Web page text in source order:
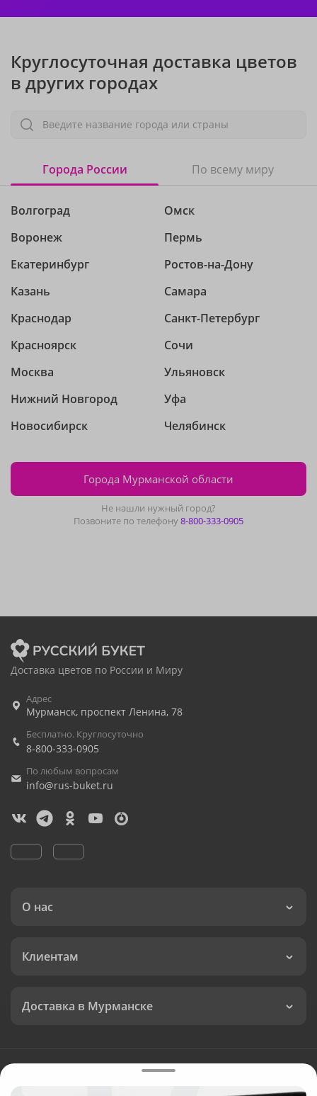
Круглосуточная доставка цветов
в других городах
Введите название города или страны
Города России По всему миру
Волгоград
Воронеж
Екатеринбург
Казань
Краснодар
Красноярск
Москва
Нижний Новгород
Новосибирск
Омск
Пермь
Ростов-на-Дону
Самара
Санкт-Петербург
Сочи
Ульяновск
Уфа
Челябинск
Города Мурманской области
Не нашли нужный город?
Позвоните по телефону8-800-333-0905
Доставка цветов по России и Миру
Адрес
Мурманск, проспект Ленина, 78
Бесплатно. Круглосуточно
8-800-333-0905
По любым вопросам
info@rus-buket.ru
О нас
Клиентам
Доставка в Мурманске
Валюта: